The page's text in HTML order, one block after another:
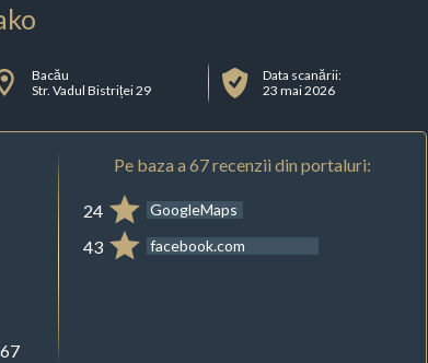
Bacău
Str. Vadul Bistriței 29
Data scanării:
23 mai 2026
Pe baza a 67 recenzii din portaluri:
24 GoogleMaps
43 facebook.com